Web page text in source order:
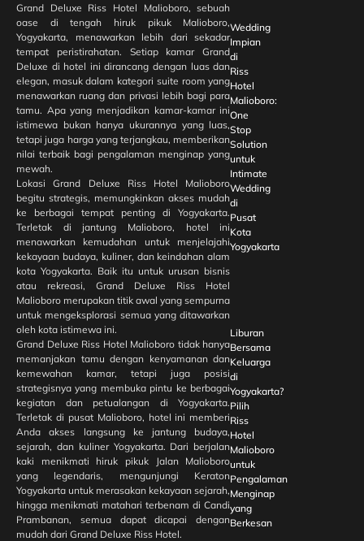
Grand Deluxe Riss Hotel Malioboro, sebuah
oase di tengah hiruk pikuk Malioboro,
Yogyakarta, menawarkan lebih dari sekadar
tempat peristirahatan. Setiap kamar Grand
Deluxe di hotel ini dirancang dengan luas dan
elegan, masuk dalam kategori suite room yang
menawarkan ruang dan privasi lebih bagi para
tamu. Apa yang menjadikan kamar-kamar ini
istimewa bukan hanya ukurannya yang luas,
tetapi juga harga yang terjangkau, memberikan
nilai terbaik bagi pengalaman menginap yang
mewah.
Lokasi Grand Deluxe Riss Hotel Malioboro
begitu strategis, memungkinkan akses mudah
ke berbagai tempat penting di Yogyakarta.
Terletak di jantung Malioboro, hotel ini
menawarkan kemudahan untuk menjelajahi
kekayaan budaya, kuliner, dan keindahan alam
kota Yogyakarta. Baik itu untuk urusan bisnis
atau rekreasi, Grand Deluxe Riss Hotel
Malioboro merupakan titik awal yang sempurna
untuk mengeksplorasi semua yang ditawarkan
oleh kota istimewa ini.
Grand Deluxe Riss Hotel Malioboro tidak hanya
memanjakan tamu dengan kenyamanan dan
kemewahan kamar, tetapi juga posisi
strategisnya yang membuka pintu ke berbagai
kegiatan dan petualangan di Yogyakarta.
Terletak di pusat Malioboro, hotel ini memberi
Anda akses langsung ke jantung budaya,
sejarah, dan kuliner Yogyakarta. Dari berjalan
kaki menikmati hiruk pikuk Jalan Malioboro
yang legendaris, mengunjungi Keraton
Yogyakarta untuk merasakan kekayaan sejarah,
hingga menikmati matahari terbenam di Candi
Prambanan, semua dapat dicapai dengan
mudah dari Grand Deluxe Riss Hotel.
Wedding
Impian
di
Riss
Hotel
Malioboro:
One
Stop
Solution
untuk
Intimate
Wedding
di
Pusat
Kota
Yogyakarta
Liburan
Bersama
Keluarga
di
Yogyakarta?
Pilih
Riss
Hotel
Malioboro
untuk
Pengalaman
Menginap
yang
Berkesan